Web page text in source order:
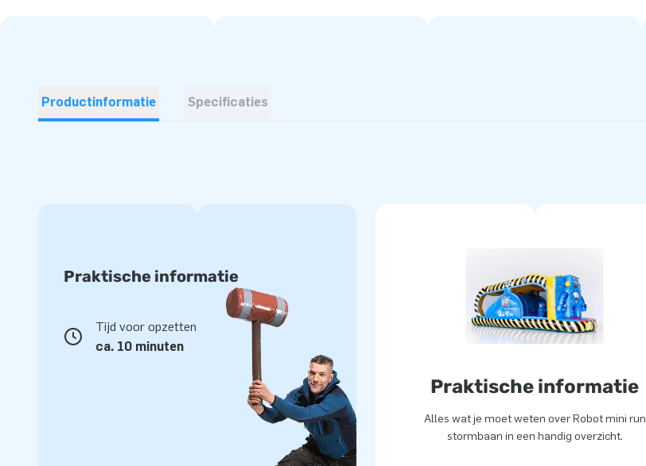
Productinformatie Specificaties
Praktische informatie
Tijd voor opzetten
ca. 10 minuten
Praktische informatie
Alles wat je moet weten over Robot mini run
stormbaan in een handig overzicht.